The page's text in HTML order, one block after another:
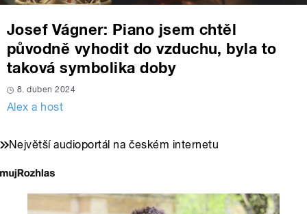
Josef Vágner: Piano jsem chtěl
původně vyhodit do vzduchu, byla to
taková symbolika doby
8. duben 2024
Alex a host
Největší audioportál na českém internetu